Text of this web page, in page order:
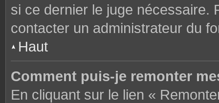
si ce dernier le juge nécessaire.
contacter un administrateur du
Haut
Comment puis-je remonter
En cliquant sur le lien «